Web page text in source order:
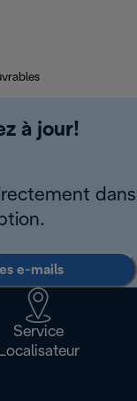
à jour!
dans
e-mails
Service
Localisateur